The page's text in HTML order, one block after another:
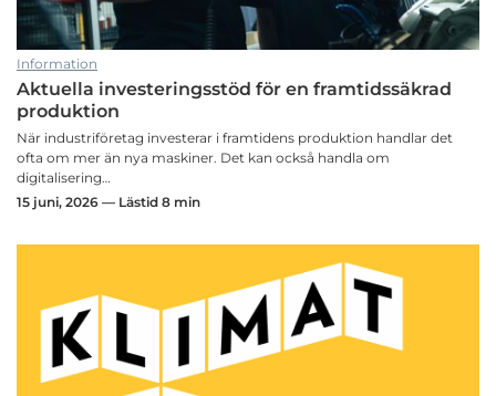
Information
Aktuella investeringsstöd för en framtidssäkrad
produktion
När industriföretag investerar i framtidens produktion handlar det
ofta om mer än nya maskiner. Det kan också handla om
digitalisering…
15 juni, 2026 — Lästid 8 min